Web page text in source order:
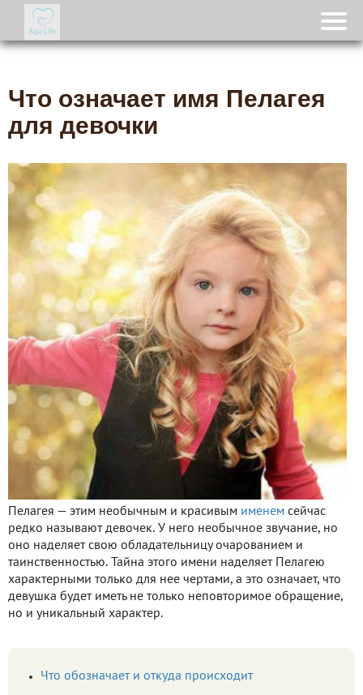
Что означает имя Пелагея
для девочки
Пелагея — этим необычным и красивым именем сейчас
редко называют девочек. У него необычное звучание, но
оно наделяет свою обладательницу очарованием и
таинственностью. Тайна этого имени наделяет Пелагею
характерными только для нее чертами, а это означает, что
девушка будет иметь не только неповторимое обращение,
но и уникальный характер.
Что обозначает и откуда происходит